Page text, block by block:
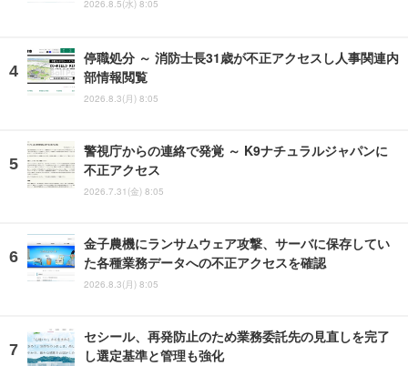
2026.8.5(水) 8:05
停職処分 ～ 消防士長31歳が不正アクセスし人事関連内
部情報閲覧
2026.8.3(月) 8:05
警視庁からの連絡で発覚 ～ K9ナチュラルジャパンに
不正アクセス
2026.7.31(金) 8:05
金子農機にランサムウェア攻撃、サーバに保存してい
た各種業務データへの不正アクセスを確認
2026.8.3(月) 8:05
セシール、再発防止のため業務委託先の見直しを完了
し選定基準と管理も強化